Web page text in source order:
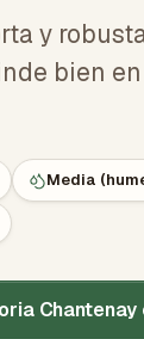
y
bien
Media
Chantenay